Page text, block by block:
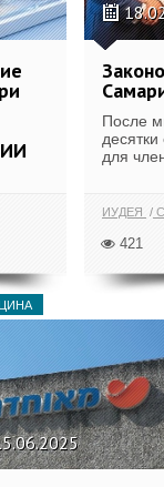
После
для
ИУДЕЯ
421